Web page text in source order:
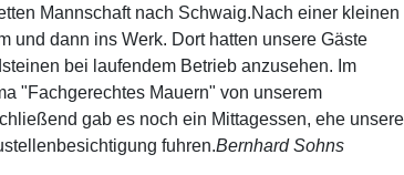
Mannschaft nach Schwaig.Nach einer kleinen
und dann ins Werk. Dort hatten unsere Gäste
bei laufendem Betrieb anzusehen. Im
"Fachgerechtes Mauern" von unserem
gab es noch ein Mittagessen, ehe unsere
fuhren.Bernhard Sohns